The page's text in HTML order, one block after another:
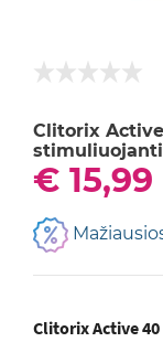
Clitorix
€ 15,99
Clitorix Active